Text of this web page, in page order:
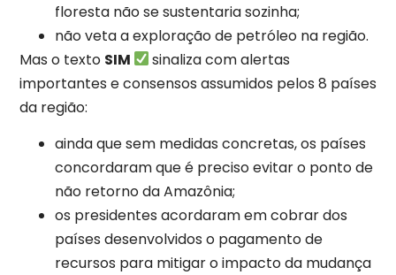
floresta não se sustentaria sozinha;
não veta a exploração de petróleo na região.
Mas o texto SIM
sinaliza com alertas
importantes e consensos assumidos pelos 8 países
da região:
ainda que sem medidas concretas, os países
concordaram que é preciso evitar o ponto de
não retorno da Amazônia;
os presidentes acordaram em cobrar dos
países desenvolvidos o pagamento de
recursos para mitigar o impacto da mudança